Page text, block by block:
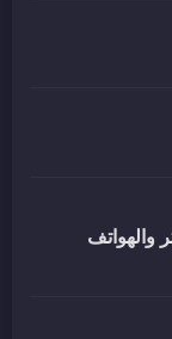
والهواتف